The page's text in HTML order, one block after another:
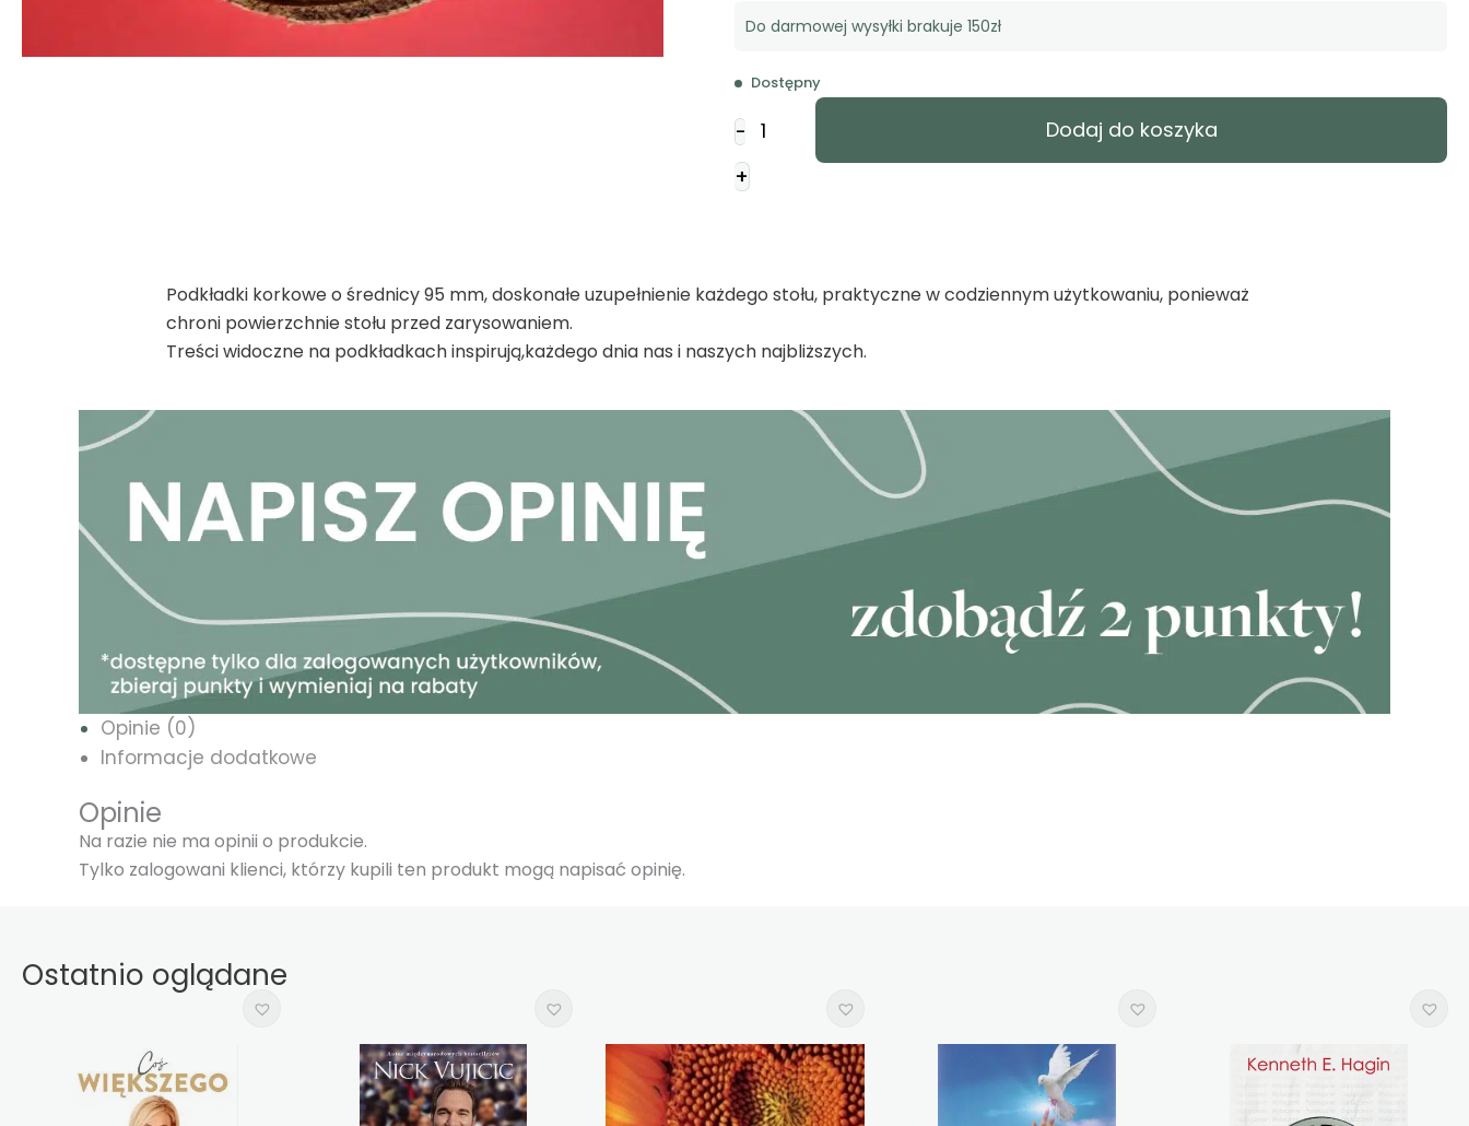
Do darmowej wysyłki brakuje 150zł
Dostępny
- Podkładka
korkowa
okrągła
jak
+
Dodaj do koszyka
Podkładki korkowe o średnicy 95 mm, doskonałe uzupełnienie każdego stołu, praktyczne w codziennym użytkowaniu, ponieważ
chroni powierzchnie stołu przed zarysowaniem.
Treści widoczne na podkładkach inspirują,każdego dnia nas i naszych najbliższych.
Opinie (0)
Informacje dodatkowe
Opinie
Na razie nie ma opinii o produkcie.
Tylko zalogowani klienci, którzy kupili ten produkt mogą napisać opinię.
Ostatnio oglądane